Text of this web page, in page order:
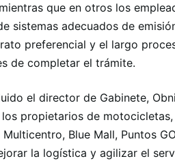
que en otros los
sistemas adecuados de
preferencial y el largo
de completar el trámite.
el director de Gabinete,
propietarios de
Blue Mall, Puntos
la logística y agilizar el